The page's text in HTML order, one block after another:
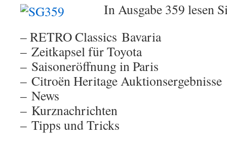
In Ausgabe 359 lesen
– RETRO Classics Bavaria
– Zeitkapsel für Toyota
– Saisoneröffnung in Paris
– Citroën Heritage Auktionsergebnisse
– News
– Kurznachrichten
– Tipps und Tricks